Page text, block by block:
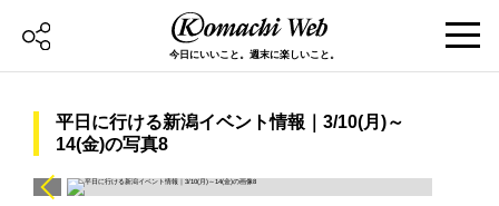
今日にいいこと。週末に楽しいこと。
平日に行ける新潟イベント情報｜3/10(月)～
14(金)の写真8